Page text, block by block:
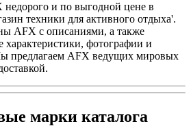
и по выгодной цене в
техники для активного отдыха'.
AFX с описаниями, а также
характеристики, фотографии и
предлагаем AFX ведущих мировых
марки каталога